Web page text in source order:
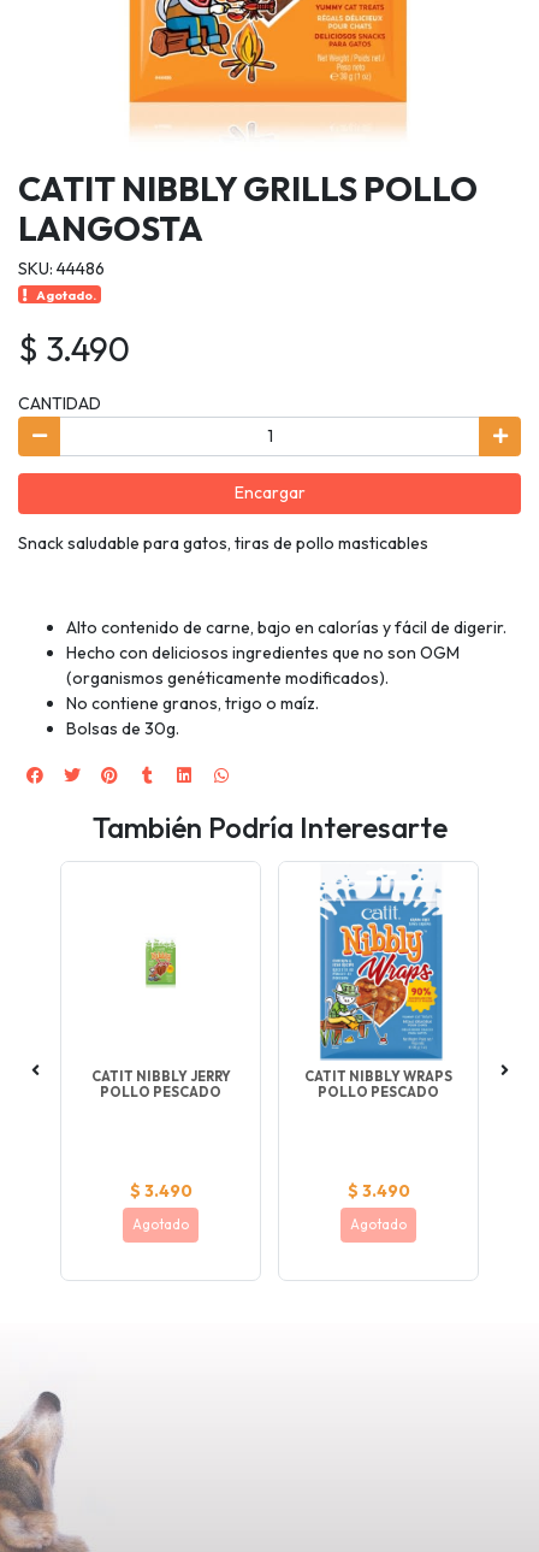
CATIT NIBBLY GRILLS POLLO
LANGOSTA
SKU: 44486
Agotado.
$ 3.490
CANTIDAD
Encargar
Snack saludable para gatos, tiras de pollo masticables
Alto contenido de carne, bajo en calorías y fácil de digerir.
Hecho con deliciosos ingredientes que no son OGM
(organismos genéticamente modificados).
No contiene granos, trigo o maíz.
Bolsas de 30g.
También Podría Interesarte
CATIT NIBBLY JERRY
POLLO PESCADO
$ 3.490
Agotado
CATIT NIBBLY WRAPS
POLLO PESCADO
$ 3.490
Agotado